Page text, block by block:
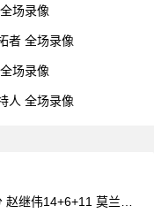
场录像
者 全场录像
场录像
人 全场录像
继伟14+6+11 莫兰德